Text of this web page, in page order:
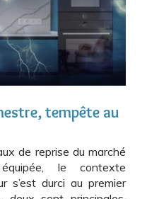
tempête au
de reprise du marché
le contexte
s’est durci au premier